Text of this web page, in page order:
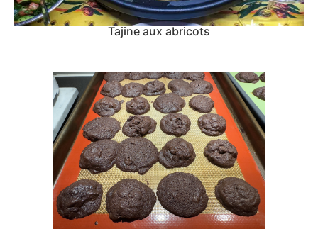
Tajine aux abricots